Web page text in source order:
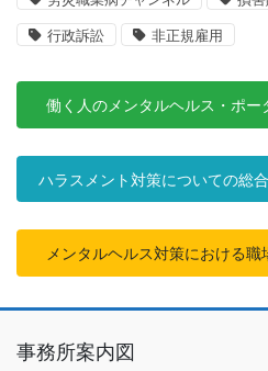
行政訴訟 非正規雇用
働く人のメンタルヘルス・ポー
ハラスメント対策についての総
メンタルヘルス対策における職
事務所案内図